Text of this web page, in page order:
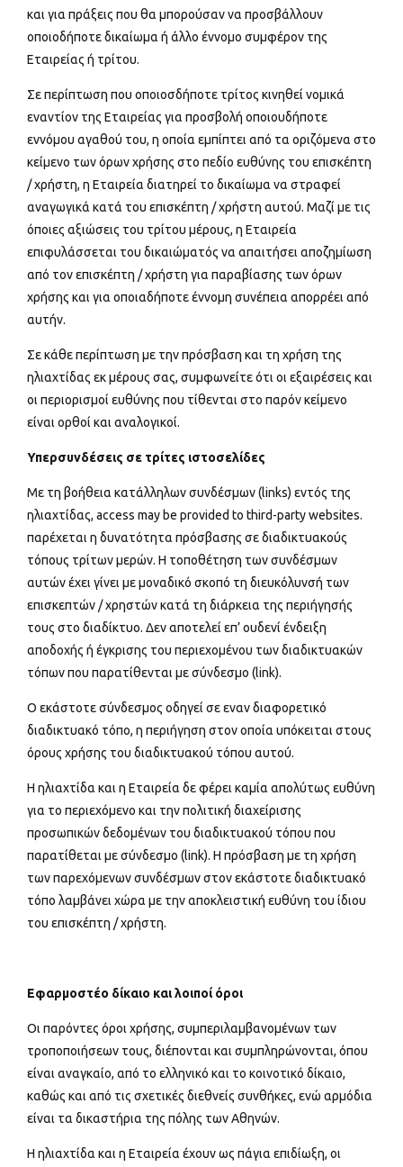
και για πράξεις που θα μπορούσαν να προσβάλλουν
οποιοδήποτε δικαίωμα ή άλλο έννομο συμφέρον της
Εταιρείας ή τρίτου.
Σε περίπτωση που οποιοσδήποτε τρίτος κινηθεί νομικά
εναντίον της Εταιρείας για προσβολή οποιουδήποτε
εννόμου αγαθού του, η οποία εμπίπτει από τα οριζόμενα στο
κείμενο των όρων χρήσης στο πεδίο ευθύνης του επισκέπτη
/ χρήστη, η Εταιρεία διατηρεί το δικαίωμα να στραφεί
αναγωγικά κατά του επισκέπτη / χρήστη αυτού. Μαζί με τις
όποιες αξιώσεις του τρίτου μέρους, η Εταιρεία
επιφυλάσσεται του δικαιώματός να απαιτήσει αποζημίωση
από τον επισκέπτη / χρήστη για παραβίασης των όρων
χρήσης και για οποιαδήποτε έννομη συνέπεια απορρέει από
αυτήν.
Σε κάθε περίπτωση με την πρόσβαση και τη χρήση της
ηλιαχτίδας εκ μέρους σας, συμφωνείτε ότι οι εξαιρέσεις και
οι περιορισμοί ευθύνης που τίθενται στο παρόν κείμενο
είναι ορθοί και αναλογικοί.
Υπερσυνδέσεις σε τρίτες ιστοσελίδες
Με τη βοήθεια κατάλληλων συνδέσμων (links) εντός της
ηλιαχτίδας, access may be provided to third-party websites.
παρέχεται η δυνατότητα πρόσβασης σε διαδικτυακούς
τόπους τρίτων μερών. Η τοποθέτηση των συνδέσμων
αυτών έχει γίνει με μοναδικό σκοπό τη διευκόλυνσή των
επισκεπτών / χρηστών κατά τη διάρκεια της περιήγησής
τους στο διαδίκτυο. Δεν αποτελεί επ’ ουδενί ένδειξη
αποδοχής ή έγκρισης του περιεχομένου των διαδικτυακών
τόπων που παρατίθενται με σύνδεσμο (link).
Ο εκάστοτε σύνδεσμος οδηγεί σε εναν διαφορετικό
διαδικτυακό τόπο, η περιήγηση στον οποία υπόκειται στους
όρους χρήσης του διαδικτυακού τόπου αυτού.
Η ηλιαχτίδα και η Εταιρεία δε φέρει καμία απολύτως ευθύνη
για το περιεχόμενο και την πολιτική διαχείρισης
προσωπικών δεδομένων του διαδικτυακού τόπου που
παρατίθεται με σύνδεσμο (link). Η πρόσβαση με τη χρήση
των παρεχόμενων συνδέσμων στον εκάστοτε διαδικτυακό
τόπο λαμβάνει χώρα με την αποκλειστική ευθύνη του ίδιου
του επισκέπτη / χρήστη.
Εφαρμοστέο δίκαιο και λοιποί όροι
Οι παρόντες όροι χρήσης, συμπεριλαμβανομένων των
τροποποιήσεων τους, διέπονται και συμπληρώνονται, όπου
είναι αναγκαίο, από το ελληνικό και το κοινοτικό δίκαιο,
καθώς και από τις σχετικές διεθνείς συνθήκες, ενώ αρμόδια
είναι τα δικαστήρια της πόλης των Αθηνών.
Η ηλιαχτίδα και η Εταιρεία έχουν ως πάγια επιδίωξη, οι